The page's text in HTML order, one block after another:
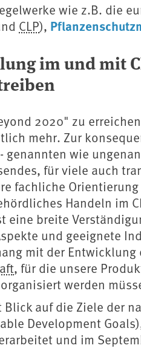
wie z.B. die
CLP),
im und mit
2020" zu
mehr. Zur
genannten wie
für viele auch
fachliche
Handeln im
eine breite
und geeignete
mit der
, für die unsere
werden
auf die Ziele der
Development
und im